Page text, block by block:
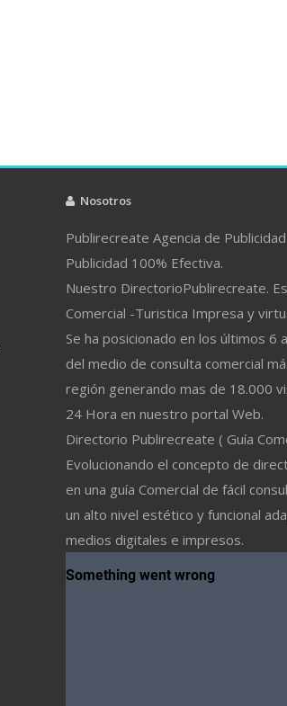
Nosotros
Publirecreate Agencia de
Publicidad 100% Efectiva.
Nuestro DirectorioPublirecreate.
Comercial -Turistica Impresa y
Se ha posicionado en los últimos 6
del medio de consulta comercial
región generando mas de 18.000
24 Hora en nuestro portal Web.
Directorio Publirecreate ( Guía
Evolucionando el concepto de
en una guía Comercial de fácil
un alto nivel estético y funcional
medios digitales e impresos.